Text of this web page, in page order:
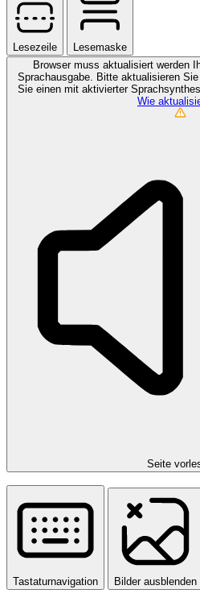
Lesezeile
Lesemaske
Browser muss aktualisiert werden
Sprachausgabe. Bitte aktualisieren
Sie einen mit aktivierter
Wie
Seite
Tastaturnavigation Bilder ausblenden